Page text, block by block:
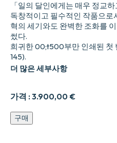
가격 :3.900,00 €
「일의 달인에게는 매우 정교
독창적이고 필수적인 작품으로
혁의 세기와도 완벽한 조화를
썼다.
희귀한 00;t500부만 인쇄된 첫
145).
더 많은 세부사항
Les
feuilles
구매